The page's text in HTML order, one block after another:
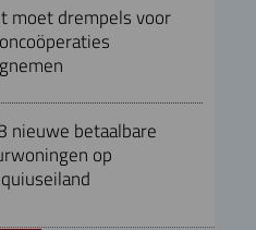
moet drempels voor
nieuwe betaalbare
op